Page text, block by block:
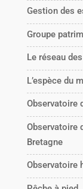
Gestion des
Groupe
Le réseau
L’espèce du
Observatoire
Observatoire
Bretagne
Observatoire